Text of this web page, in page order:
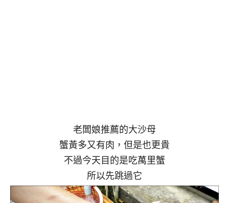
老闆娘推薦的大沙母
蟹黃多又有肉，但是也更貴
不過今天目的是吃萬里蟹
所以先跳過它